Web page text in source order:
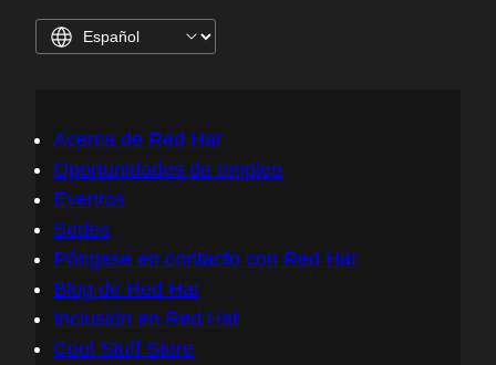
Acerca de Red Hat
Oportunidades de empleo
Eventos
Sedes
Póngase en contacto con Red Hat
Blog de Red Hat
Inclusión en Red Hat
Cool Stuff Store